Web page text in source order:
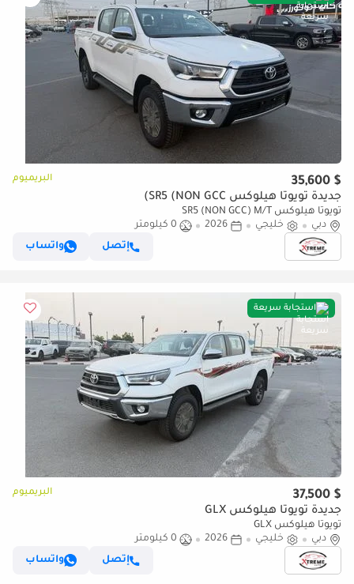
$ 35,600 البريميوم
جديدة تويوتا هيلوكس SR5 (NON GCC)
تويوتا هيلوكس SR5 (NON GCC) M/T
دبي
خليجي 2026
0 كيلومتر
إتصل
واتساب
استجابة سريعة
$ 37,500 البريميوم
جديدة تويوتا هيلوكس GLX
تويوتا هيلوكس GLX
دبي
خليجي 2026
0 كيلومتر
إتصل
واتساب